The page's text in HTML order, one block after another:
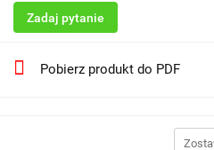
Zadaj pytanie
Pobierz produkt do PDF